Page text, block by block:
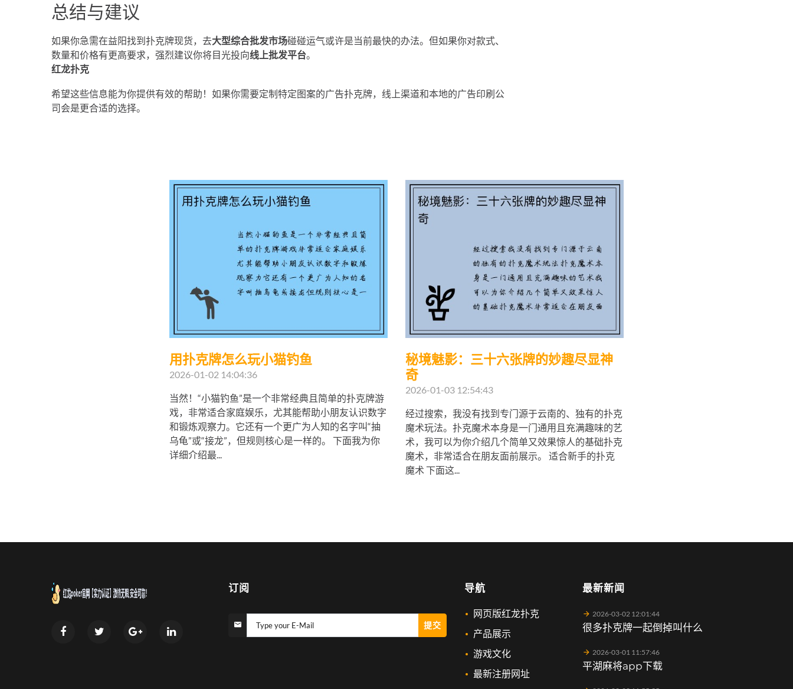
总结与建议
如果你急需在益阳找到扑克牌现货，去大型综合批发市场碰碰运气或许是当前最快的办法。但如果你对款式、
数量和价格有更高要求，强烈建议你将目光投向线上批发平台。
红龙扑克
希望这些信息能为你提供有效的帮助！如果你需要定制特定图案的广告扑克牌，线上渠道和本地的广告印刷公
司会是更合适的选择。
用扑克牌怎么玩小猫钓鱼
2026-01-02 14:04:36
当然！“小猫钓鱼”是一个非常经典且简单的扑克牌游
戏，非常适合家庭娱乐，尤其能帮助小朋友认识数字
和锻炼观察力。它还有一个更广为人知的名字叫“抽
乌龟”或“接龙”，但规则核心是一样的。 下面我为你
详细介绍最...
秘境魅影：三十六张牌的妙趣尽显神
奇
2026-01-03 12:54:43
经过搜索，我没有找到专门源于云南的、独有的扑克
魔术玩法️。扑克魔术本身是一门通用且充满趣味的艺
术，我可以为你介绍几个简单又效果惊人的基础扑克
魔术，非常适合在朋友面前展示。 适合新手的扑克
魔术 下面这...
最新新闻
2026-03-02 12:01:44
很多扑克牌一起倒掉叫什么
2026-03-01 11:57:46
平湖麻将app下载
导航
网页版红龙扑克
产品展示
游戏文化
最新注册网址
订阅
Type your E-Mail 提交